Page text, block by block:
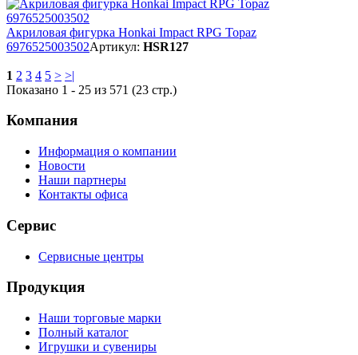
Акриловая фигурка Honkai Impact RPG Topaz
6976525003502Артикул: HSR127
1 2 3 4 5 > >|
Показано 1 - 25 из 571 (23 стр.)
Компания
Информация о компании
Новости
Наши партнеры
Контакты офиса
Сервис
Сервисные центры
Продукция
Наши торговые марки
Полный каталог
Игрушки и сувениры